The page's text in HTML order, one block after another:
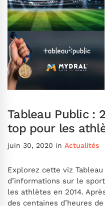
Tableau Public :
top pour les
juin 30, 2020 in Actualités
Explorez cette viz
d’informations sur le
les athlètes en 2014.
des centaines d’heures